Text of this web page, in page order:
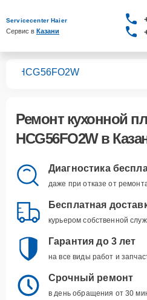
Servicecenter Haier
Сервис в Казани
HCG56FO2W
Ремонт кухонной
HCG56FO2Wв
Диагностика
даже при отказе от
Бесплатная
курьером собственной
Гарантия до 3 лет
на все виды работ и
Срочный ремонт
в день обращения от 30